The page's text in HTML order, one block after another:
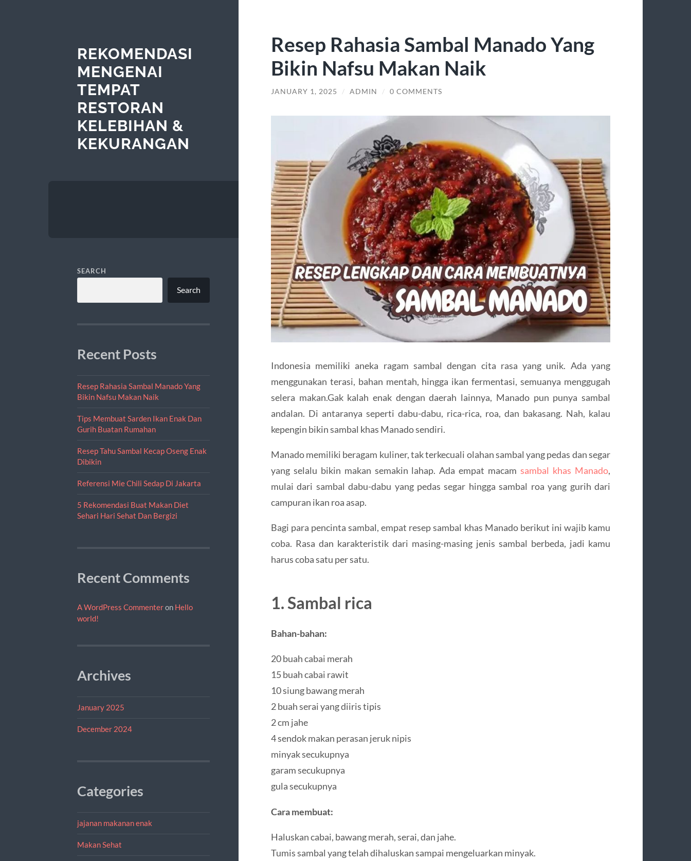
REKOMENDASI
MENGENAI
TEMPAT
RESTORAN
KELEBIHAN &
KEKURANGAN
SEARCH
Search
Recent Posts
Resep Rahasia Sambal Manado Yang
Bikin Nafsu Makan Naik
Tips Membuat Sarden Ikan Enak Dan
Gurih Buatan Rumahan
Resep Tahu Sambal Kecap Oseng Enak
Dibikin
Referensi Mie Chili Sedap Di Jakarta
5 Rekomendasi Buat Makan Diet
Sehari Hari Sehat Dan Bergizi
Recent Comments
A WordPress Commenteron Hello
world!
Archives
January 2025
December 2024
Categories
jajanan makanan enak
Makan Sehat
Resep Rahasia Sambal Manado Yang
Bikin Nafsu Makan Naik
JANUARY 1, 2025 / ADMIN / 0 COMMENTS
Indonesia memiliki aneka ragam sambal dengan cita rasa yang unik. Ada yang
menggunakan terasi, bahan mentah, hingga ikan fermentasi, semuanya menggugah
selera makan.Gak kalah enak dengan daerah lainnya, Manado pun punya sambal
andalan. Di antaranya seperti dabu-dabu, rica-rica, roa, dan bakasang. Nah, kalau
kepengin bikin sambal khas Manado sendiri.
Manado memiliki beragam kuliner, tak terkecuali olahan sambal yang pedas dan segar
yang selalu bikin makan semakin lahap. Ada empat macamsambal khas Manado,
mulai dari sambal dabu-dabu yang pedas segar hingga sambal roa yang gurih dari
campuran ikan roa asap.
Bagi para pencinta sambal, empat resep sambal khas Manado berikut ini wajib kamu
coba. Rasa dan karakteristik dari masing-masing jenis sambal berbeda, jadi kamu
harus coba satu per satu.
1. Sambal rica
Bahan-bahan:
20 buah cabai merah
15 buah cabai rawit
10 siung bawang merah
2 buah serai yang diiris tipis
2 cm jahe
4 sendok makan perasan jeruk nipis
minyak secukupnya
garam secukupnya
gula secukupnya
Cara membuat:
Haluskan cabai, bawang merah, serai, dan jahe.
Tumis sambal yang telah dihaluskan sampai mengeluarkan minyak.